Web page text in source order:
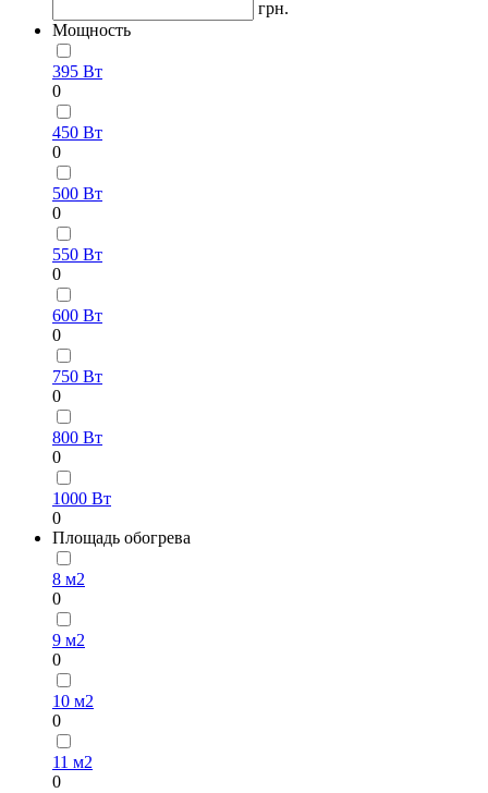
грн.
Мощность
395 Вт
0
450 Вт
0
500 Вт
0
550 Вт
0
600 Вт
0
750 Вт
0
800 Вт
0
1000 Вт
0
Площадь обогрева
8 м2
0
9 м2
0
10 м2
0
11 м2
0